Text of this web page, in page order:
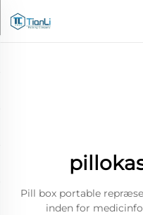
Pill box portable
inden for